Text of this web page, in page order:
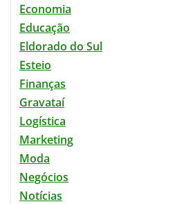
Economia
Educação
Eldorado do Sul
Esteio
Finanças
Gravataí
Logística
Marketing
Moda
Negócios
Notícias